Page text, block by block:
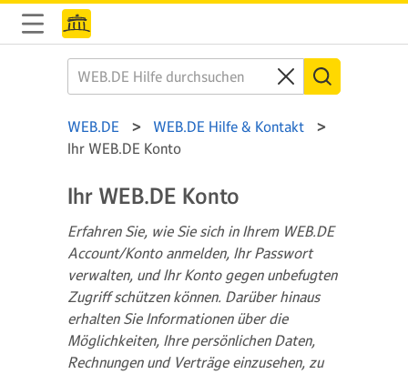
WEB.DE
WEB.DE Hilfe & Kontakt
Ihr WEB.DE Konto
Ihr WEB.DE Konto
Erfahren Sie, wie Sie sich in Ihrem WEB.DE
Account/Konto anmelden, Ihr Passwort
verwalten, und Ihr Konto gegen unbefugten
Zugriff schützen können. Darüber hinaus
erhalten Sie Informationen über die
Möglichkeiten, Ihre persönlichen Daten,
Rechnungen und Verträge einzusehen, zu